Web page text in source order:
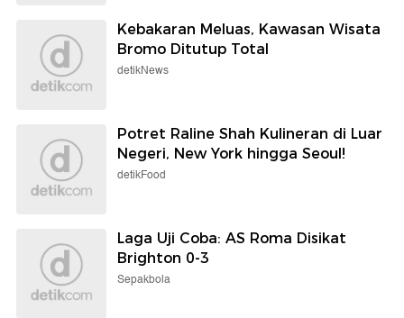
Kebakaran Meluas, Kawasan Wisata
Bromo Ditutup Total
detikNews
Potret Raline Shah Kulineran di Luar
Negeri, New York hingga Seoul!
detikFood
Laga Uji Coba: AS Roma Disikat
Brighton 0-3
Sepakbola